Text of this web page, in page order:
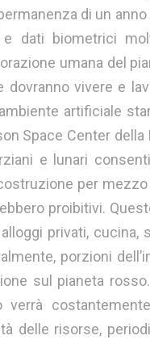
di un
e dati biometrici
umana del
dovranno vivere e
ambiente artificiale
Space Center della
e lunari
per
proibitivi.
privati,
porzioni
sul pianeta
verrà
delle risorse,